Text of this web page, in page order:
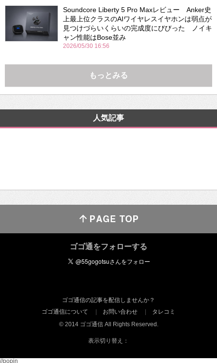
Soundcore Liberty 5 Pro Maxレビュー Anker史
上最上位クラスのAIワイヤレスイヤホンは弱点が
見つけづらいくらいの完成度にびびった ノイキ
ャン性能はBose並み
2026/05/30 16:56
もっとみる
人気記事
ゴゴ通をフォローする
ゴゴ通信の記事を配信しませんか？
ゴゴ通信について
お問い合わせ
タレコミ
© 2014 ゴゴ通信 All Rights Reserved.
表示切り替え：
//popin